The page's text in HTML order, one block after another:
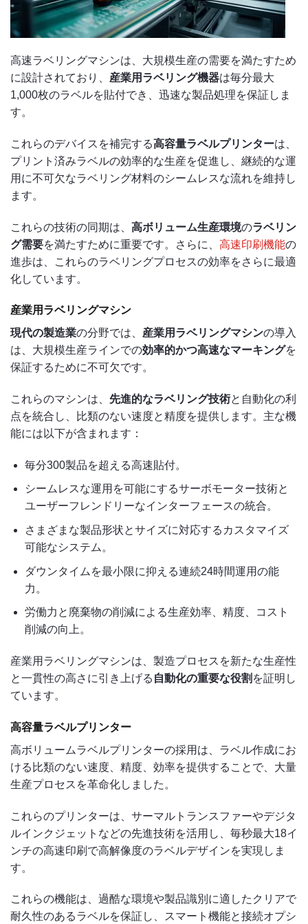
高速ラベリングマシンは、大規模生産の需要を満たすため
に設計されており、 産業用ラベリング機器は毎分最大
1,000枚のラベルを貼付でき、迅速な製品処理を保証しま
す。
これらのデバイスを補完する高容量ラベルプリンターは、
プリント済みラベルの効率的な生産を促進し、継続的な運
用に不可欠なラベリング材料のシームレスな流れを維持し
ます。
これらの技術の同期は、 高ボリューム生産環境のラベリン
グ需要を満たすために重要です。さらに、 高速印刷機能の
進歩は、これらのラベリングプロセスの効率をさらに最適
化しています。
産業用ラベリングマシン
現代の製造業の分野では、 産業用ラベリングマシンの導入
は、大規模生産ラインでの効率的かつ高速なマーキングを
保証するために不可欠です。
これらのマシンは、 先進的なラベリング技術と自動化の利
点を統合し、比類のない速度と精度を提供します。主な機
能には以下が含まれます：
毎分300製品を超える高速貼付。
シームレスな運用を可能にするサーボモーター技術と
ユーザーフレンドリーなインターフェースの統合。
さまざまな製品形状とサイズに対応するカスタマイズ
可能なシステム。
ダウンタイムを最小限に抑える連続24時間運用の能
力。
労働力と廃棄物の削減による生産効率、精度、コスト
削減の向上。
産業用ラベリングマシンは、製造プロセスを新たな生産性
と一貫性の高さに引き上げる 自動化の重要な役割 を証明し
ています。
高容量ラベルプリンター
高ボリュームラベルプリンターの採用は、ラベル作成にお
ける比類のない速度、精度、効率を提供することで、大量
生産プロセスを革命化しました。
これらのプリンターは、サーマルトランスファーやデジタ
ルインクジェットなどの先進技術を活用し、毎秒最大18イ
ンチの高速印刷で高解像度のラベルデザインを実現しま
す。
これらの機能は、過酷な環境や製品識別に適したクリアで
耐久性のあるラベルを保証し、スマート機能と接続オプシ